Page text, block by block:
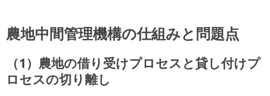
農地中間管理機構の仕組みと問題点
（1）農地の借り受けプロセスと貸し付けプ
ロセスの切り離し